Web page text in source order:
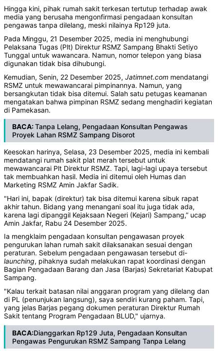
Hingga kini, pihak rumah sakit terkesan tertutup terhadap awak
media yang berusaha mengonfirmasi pengadaan konsultan
pengawas tanpa dilelang, meski nilainya Rp129 juta.
Pada Minggu, 21 Desember 2025, media ini menghubungi
Pelaksana Tugas (Plt) Direktur RSMZ Sampang Bhakti Setiyo
Tunggal untuk wawancara. Namun, nomor telepon yang biasa
digunakan tidak bisa dihubungi.
Kemudian, Senin, 22 Desember 2025, Jatimnet.com mendatangi
RSMZ untuk mewawancarai pimpinannya. Namun, yang
bersangkutan tidak bisa ditemui. Salah satu petugas keamanan
mengatakan bahwa pimpinan RSMZ sedang menghadiri kegiatan
di Pamekasan.
BACA:Tanpa Lelang, Pengadaan Konsultan Pengawas
Proyek Lahan RSMZ Sampang Disorot
Keesokan harinya, Selasa, 23 Desember 2025, media ini kembali
mendatangi rumah sakit plat merah tersebut untuk
mewawancarai Plt Direktur RSMZ. Tapi, lagi-lagi upaya tersebut
tak membuahkan hasil. Media ini ditemui oleh Humas dan
Marketing RSMZ Amin Jakfar Sadik.
"Hari ini, bapak (direktur) tak bisa ditemui karena sibuk rapat
akhir tahun. Bidang yang menangani soal itu juga tidak ada,
karena lagi dipanggil Kejaksaan Negeri (Kejari) Sampang,” ucap
Amin Jakfar, Rabu 24 Desember 2025.
Ia mengklaim pengadaan konsultan pengawasan proyek
pengurukan lahan rumah sakit dilaksanakan sesuai dengan
peraturan. Sebelum pengadaan pengawasan tersebut di-
launching, pihaknya sudah melakukan rapat koordinasi dengan
Bagian Pengadaan Barang dan Jasa (Barjas) Sekretariat Kabupat
Sampang.
"Kalau terkait batasan nilai anggaran program yang dilelang dan
di PL (penunjukan langsung), saya sendiri kurang paham. Tapi,
yang jelas Barjas pegang dokumen peraturan Direktur Rumah
Sakit tentang Program Pengadaan BLUD," ujarnya.
BACA:Dianggarkan Rp129 Juta, Pengadaan Konsultan
Pengawas Pengurukan RSMZ Sampang Tanpa Lelang